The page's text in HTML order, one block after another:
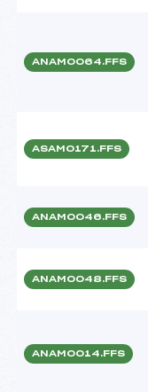
ANAM0064.FFS
ASAM0171.FFS
ANAM0046.FFS
ANAM0048.FFS
ANAM0014.FFS